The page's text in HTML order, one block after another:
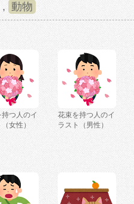
, 動物
つ人のイ
女性）
花束を持つ人のイ
ラスト（男性）